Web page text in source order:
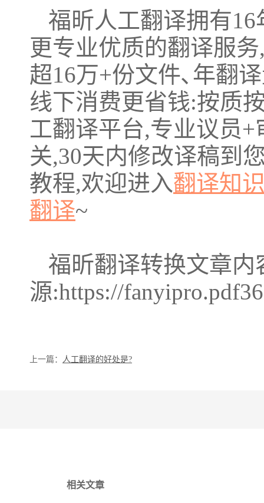
福昕人工翻译拥有
更专业优质的翻译服
超16万+份文件､年翻
线下消费更省钱:按质
工翻译平台,专业议员
关,30天内修改译稿到
教程,欢迎进入翻译知
翻译~
福昕翻译转换文章内
源:https://
上一篇： 人工翻译的好处是?
相关文章